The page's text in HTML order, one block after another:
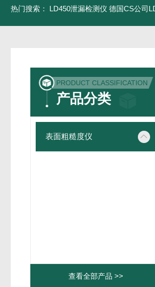
热门搜索： LD450泄漏检测仪 德国CS公司
PRODUCT CLASSIFICATION
产品分类
表面粗糙度仪
查看全部产品 >>